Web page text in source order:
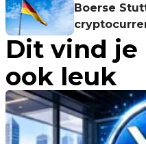
Boerse
Dit vind je
ook leuk